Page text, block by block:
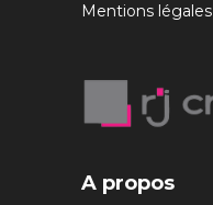
Mentions légales
A propos